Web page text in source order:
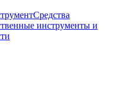
Средства
инструменты и